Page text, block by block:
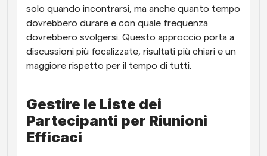
solo quando incontrarsi, ma anche quanto tempo
dovrebbero durare e con quale frequenza
dovrebbero svolgersi. Questo approccio porta a
discussioni più focalizzate, risultati più chiari e un
maggiore rispetto per il tempo di tutti.
Gestire le Liste dei
Partecipanti per Riunioni
Efficaci